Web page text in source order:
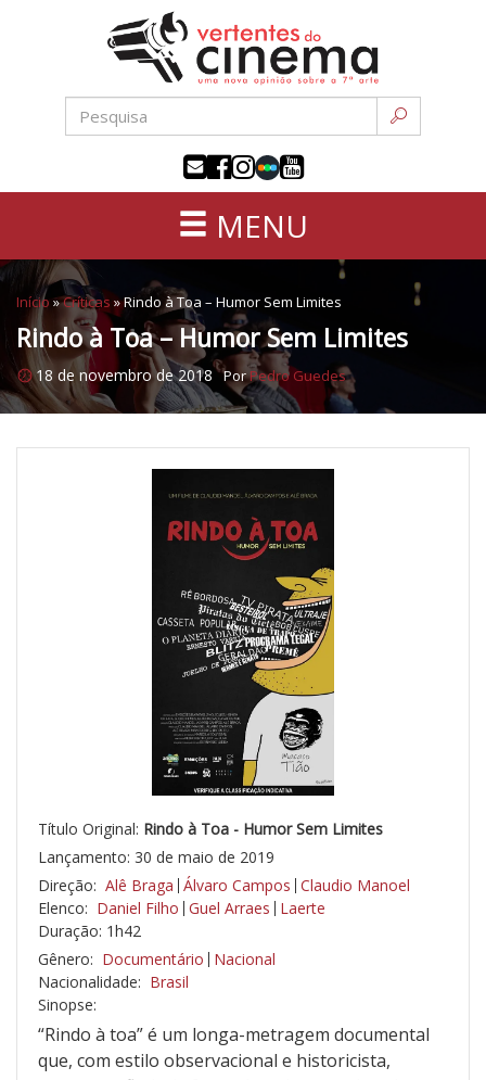
conteúdo
sétima
MENU
Início »Críticas »Rindo à Toa – Humor Sem Limites
Rindo à Toa – Humor Sem Limites
18 de novembro de 2018 PorPedro Guedes
Título Original: Rindo à Toa - Humor Sem Limites
Lançamento: 30 de maio de 2019
Direção: Alê Braga Álvaro Campos Claudio Manoel
Elenco: Daniel Filho Guel Arraes Laerte
Duração: 1h42
Gênero: Documentário Nacional
Nacionalidade: Brasil
Sinopse:
“Rindo à toa” é um longa-metragem documental
que, com estilo observacional e historicista,